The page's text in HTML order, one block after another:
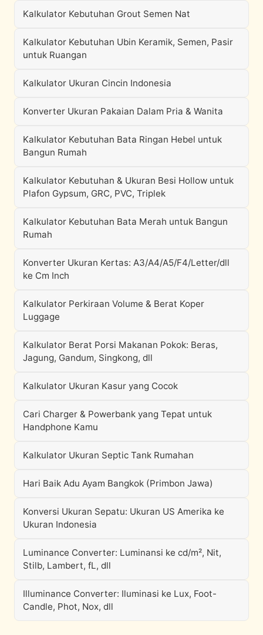
Kalkulator Kebutuhan Grout Semen Nat
Kalkulator Kebutuhan Ubin Keramik, Semen, Pasir
untuk Ruangan
Kalkulator Ukuran Cincin Indonesia
Konverter Ukuran Pakaian Dalam Pria & Wanita
Kalkulator Kebutuhan Bata Ringan Hebel untuk
Bangun Rumah
Kalkulator Kebutuhan & Ukuran Besi Hollow untuk
Plafon Gypsum, GRC, PVC, Triplek
Kalkulator Kebutuhan Bata Merah untuk Bangun
Rumah
Konverter Ukuran Kertas: A3/A4/A5/F4/Letter/dll
ke Cm Inch
Kalkulator Perkiraan Volume & Berat Koper
Luggage
Kalkulator Berat Porsi Makanan Pokok: Beras,
Jagung, Gandum, Singkong, dll
Kalkulator Ukuran Kasur yang Cocok
Cari Charger & Powerbank yang Tepat untuk
Handphone Kamu
Kalkulator Ukuran Septic Tank Rumahan
Hari Baik Adu Ayam Bangkok (Primbon Jawa)
Konversi Ukuran Sepatu: Ukuran US Amerika ke
Ukuran Indonesia
Luminance Converter: Luminansi ke cd/m², Nit,
Stilb, Lambert, fL, dll
Illuminance Converter: Iluminasi ke Lux, Foot-
Candle, Phot, Nox, dll